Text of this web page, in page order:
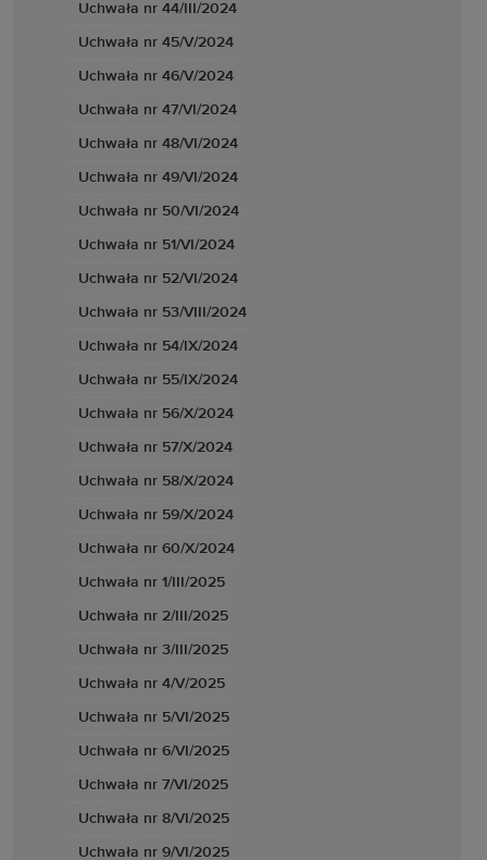
Uchwała nr 44/III/2024
Uchwała nr 45/V/2024
Uchwała nr 46/V/2024
Uchwała nr 47/VI/2024
Uchwała nr 48/VI/2024
Uchwała nr 49/VI/2024
Uchwała nr 50/VI/2024
Uchwała nr 51/VI/2024
Uchwała nr 52/VI/2024
Uchwała nr 53/VIII/2024
Uchwała nr 54/IX/2024
Uchwała nr 55/IX/2024
Uchwała nr 56/X/2024
Uchwała nr 57/X/2024
Uchwała nr 58/X/2024
Uchwała nr 59/X/2024
Uchwała nr 60/X/2024
Uchwała nr 1/III/2025
Uchwała nr 2/III/2025
Uchwała nr 3/III/2025
Uchwała nr 4/V/2025
Uchwała nr 5/VI/2025
Uchwała nr 6/VI/2025
Uchwała nr 7/VI/2025
Uchwała nr 8/VI/2025
Uchwała nr 9/VI/2025